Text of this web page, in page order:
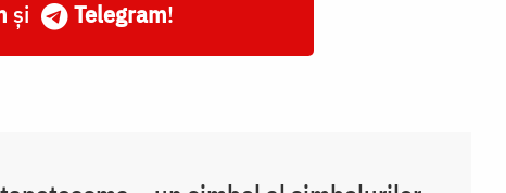
și Telegram!